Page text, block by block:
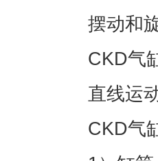
摆动和
CKD气
直线运
CKD气